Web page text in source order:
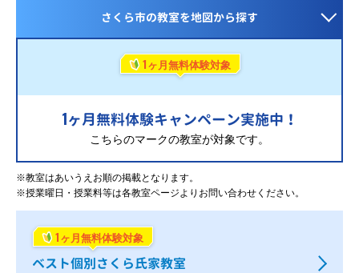
さくら市の教室を地図から探す
1 ヶ月無料体験対象
1ヶ月無料体験キャンペーン実施中！
こちらのマークの教室が対象です。
※教室はあいうえお順の掲載となります。
※授業曜日・授業料等は各教室ページよりお問い合わせください。
1 ヶ月無料体験対象
ベスト個別さくら氏家教室